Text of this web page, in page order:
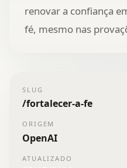
renovar a confiança
fé, mesmo nas
SLUG
/fortalecer-a-fe
ORIGEM
OpenAI
ATUALIZADO